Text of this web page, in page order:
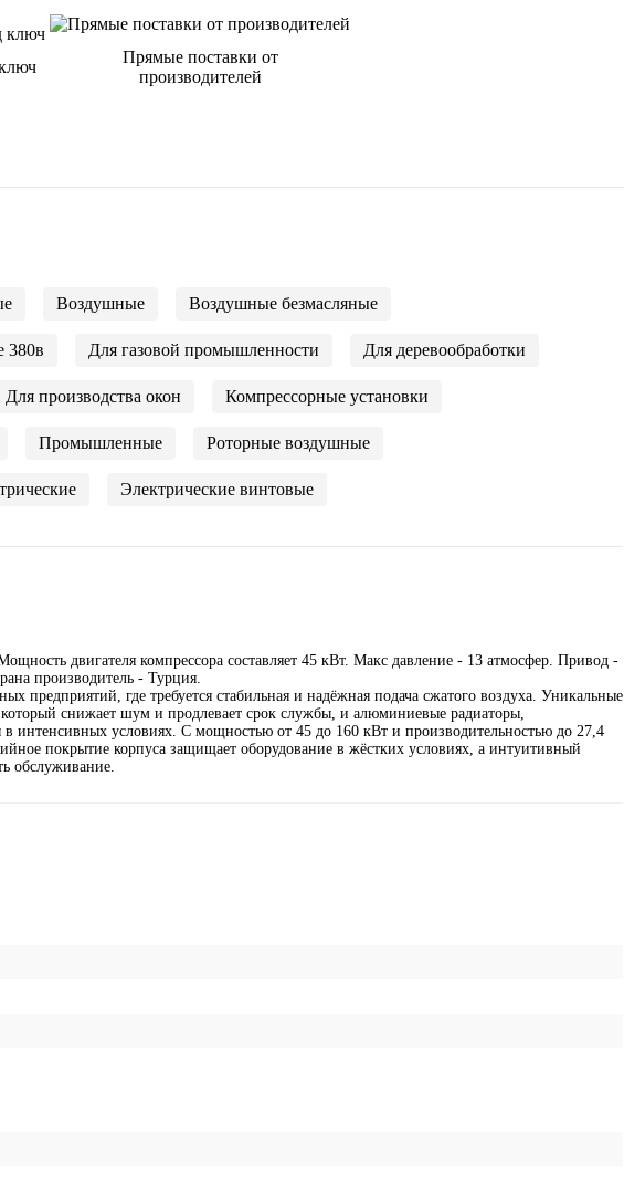
Прямые поставки от
производителей
Воздушные Воздушные безмасляные
380в Для газовой промышленности Для деревообработки
Для производства окон Компрессорные установки
Промышленные Роторные воздушные
Электрические винтовые
двигателя компрессора составляет 45 кВт. Макс давление - 13 атмосфер. Привод -
производитель - Турция.
где требуется стабильная и надёжная подача сжатого воздуха. Уникальные
снижает шум и продлевает срок службы, и алюминиевые радиаторы,
интенсивных условиях. С мощностью от 45 до 160 кВт и производительностью до 27,4
покрытие корпуса защищает оборудование в жёстких условиях, а интуитивный
обслуживание.